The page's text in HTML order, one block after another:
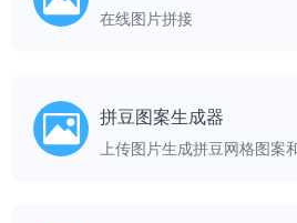
在线图片拼接
拼豆图案生成器
上传图片生成拼豆网格图案